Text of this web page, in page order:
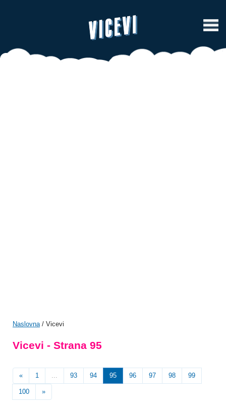
Naslovna/ Vicevi
Vicevi - Strana 95
« 1 ... 93 94 95 96 97 98 99
100 »